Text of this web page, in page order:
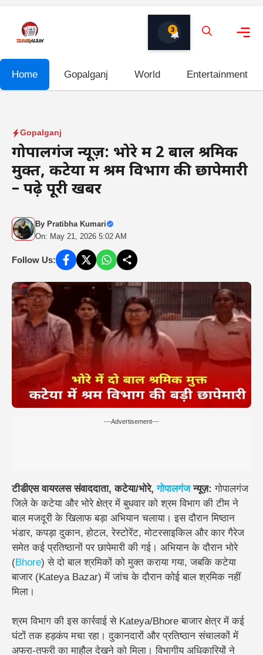
content
3
Home Gopalganj World Entertainment
Gopalganj
गोपालगंज न्यूज़: भोरे में 2 बाल श्रमिक
मुक्त, कटेया में श्रम विभाग की छापेमारी
– पढ़े पूरी खबर
By Pratibha Kumari
On: May 21, 2026 5:02 AM
Follow Us:
---Advertisement---
टीडीएस वायरलस संवाददाता, कटेया/भोरे,गोपालगंजन्यूज़: गोपालगंज
जिले के कटेया और भोरे क्षेत्र में बुधवार को श्रम विभाग की टीम ने
बाल मजदूरी के खिलाफ बड़ा अभियान चलाया। इस दौरान मिष्ठान
भंडार, कपड़ा दुकान, होटल, रेस्टोरेंट, मोटरसाइकिल और कार गैरेज
समेत कई प्रतिष्ठानों पर छापेमारी की गई। अभियान के दौरान भोरे
(Bhore) से दो बाल श्रमिकों को मुक्त कराया गया, जबकि कटेया
बाजार (Kateya Bazar) में जांच के दौरान कोई बाल श्रमिक नहीं
मिला।
श्रम विभाग की इस कार्रवाई से Kateya/Bhore बाजार क्षेत्र में कई
घंटों तक हड़कंप मचा रहा। दुकानदारों और प्रतिष्ठान संचालकों में
अफरा-तफरी का माहौल देखने को मिला। विभागीय अधिकारियों ने